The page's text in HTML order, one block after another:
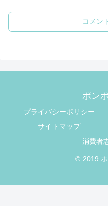
コメン
ポン
プライバシーポリシー
サイトマップ
消費者
© 2019